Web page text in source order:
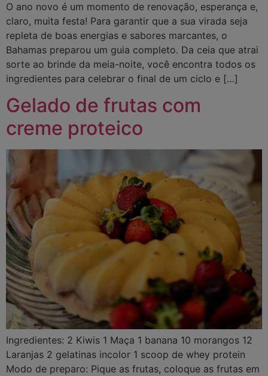
O ano novo é um momento de renovação, esperança e,
claro, muita festa! Para garantir que a sua virada seja
repleta de boas energias e sabores marcantes, o
Bahamas preparou um guia completo. Da ceia que atrai
sorte ao brinde da meia-noite, você encontra todos os
ingredientes para celebrar o final de um ciclo e […]
Gelado de frutas com
creme proteico
Ingredientes: 2 Kiwis 1 Maça 1 banana 10 morangos 12
Laranjas 2 gelatinas incolor 1 scoop de whey protein
Modo de preparo: Pique as frutas, coloque as frutas em